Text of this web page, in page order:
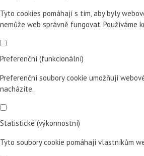
Tyto cookies pomáhají s tím, aby byly
nemůže web správně fungovat. Používáme
Preferenční (funkcionální)
Preferenční soubory cookie umožňují
nacházíte.
Statistické (výkonnostní)
Tyto soubory cookie pomáhají vlastníkům